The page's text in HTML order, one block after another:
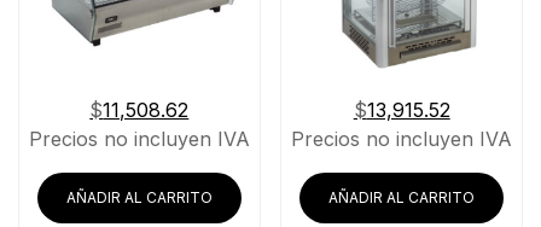
$11,508.62
Precios no incluyen IVA
AÑADIR AL CARRITO
$13,915.52
Precios no incluyen IVA
AÑADIR AL CARRITO